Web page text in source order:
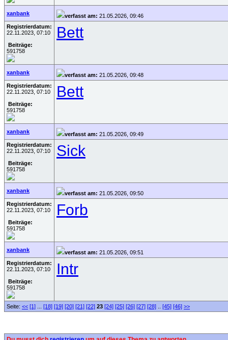
xanbank verfasst am: 21.05.2026, 09:46
Registrierdatum:
22.11.2023, 07:10
Beiträge:
591758
Bett
xanbank verfasst am: 21.05.2026, 09:48
Registrierdatum:
22.11.2023, 07:10
Beiträge:
591758
Bett
xanbank verfasst am: 21.05.2026, 09:49
Registrierdatum:
22.11.2023, 07:10
Beiträge:
591758
Sick
xanbank verfasst am: 21.05.2026, 09:50
Registrierdatum:
22.11.2023, 07:10
Beiträge:
591758
Forb
xanbank verfasst am: 21.05.2026, 09:51
Registrierdatum:
22.11.2023, 07:10
Beiträge:
591758
Intr
Seite: << [1] [18] [19] [20] [21] [22] 23 [24] [25] [26] [27] [28] [45] [46] >>